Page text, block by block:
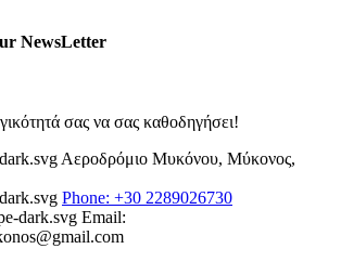
NewsLetter
σας να σας καθοδηγήσει!
Αεροδρόμιο Μυκόνου, Μύκονος,
Phone: +30 2289026730
Email: